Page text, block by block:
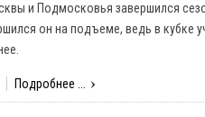
и Подмосковья завершился
он на подъеме, ведь в кубке
Подробнее ...